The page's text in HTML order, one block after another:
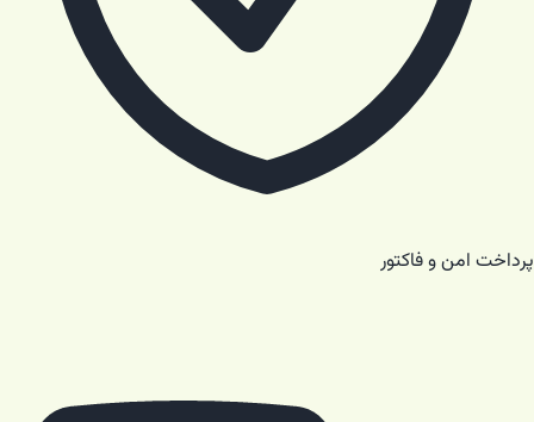
پرداخت امن و فاکتور